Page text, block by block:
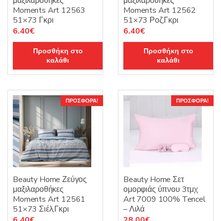
Moments Art 12563
51×73 Γκρι
Original
price
6.40€Η
τρέχουσα
τιμή
είναι:
6.40€.
Προσθήκη στο
καλάθι
Moments Art 12562
51×73 Ροζ,Γκρι
Original
price
6.40€Η
τρέχουσα
τιμή
είναι:
6.40€.
Προσθήκη στο
καλάθι
ΠΡΟΣΦΟΡΆ!
Beauty Home Ζεύγος
μαξιλαροθήκες
Moments Art 12561
51×73 Σιέλ,Γκρι
ΠΡΟΣΦΟΡΆ!
Beauty Home Σετ
ομορφιάς ύπνου 3τμχ
Art 7009 100% Tencel
– Λιλά